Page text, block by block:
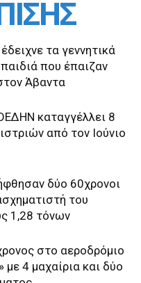
τα γεννητικά
που έπαιζαν
Άβαντα
καταγγέλλει 8
από τον Ιούνιο
δύο 60χρονοι
του
1,28 τόνων
στο αεροδρόμιο
με 4 μαχαίρια και δύο